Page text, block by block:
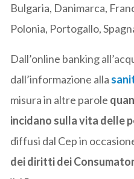
Bulgaria, Danimarca,
Polonia, Portogallo,
Dall’online banking
dall’informazione alla
misura in altre parole
incidano sulla vita delle
diffusi dal Cep in
dei diritti dei